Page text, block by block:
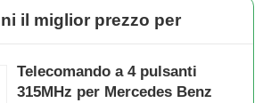
il miglior prezzo per
Telecomando a 4 pulsanti
315MHz per Mercedes Benz